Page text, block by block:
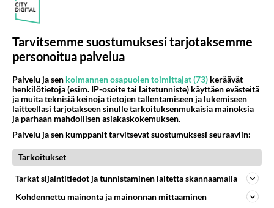
katsojalle iso pettymys
Tarvitsemme suostumuksesi tarjotaksemme
personoitua palvelua
Palvelu ja sen kolmannen osapuolen toimittajat (73) keräävät
henkilötietoja (esim. IP-osoite tai laitetunniste) käyttäen evästeitä
ja muita teknisiä keinoja tietojen tallentamiseen ja lukemiseen
laitteellasi tarjotakseen sinulle tarkoituksenmukaisia mainoksia
ja parhaan mahdollisen asiakaskokemuksen.
Palvelu ja sen kumppanit tarvitsevat suostumuksesi seuraaviin:
Tarkoitukset
Tarkat sijaintitiedot ja tunnistaminen laitetta skannaamalla
Kohdennettu mainonta ja mainonnan mittaaminen